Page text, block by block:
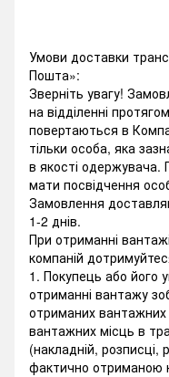
Умови доставки
Пошта»:
Зверніть увагу!
на відділенні
повертаються в
тільки особа, яка
в якості одержувача.
мати посвідчення
Замовлення
1-2 днів.
При отриманні
компаній
1. Покупець або його
отриманні вантажу
отриманих вантажних
вантажних місць в
(накладній, розписці,
фактично отриманою